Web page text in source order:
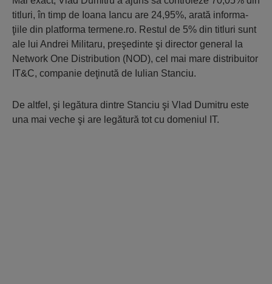
titluri, în timp de Ioana Iancu are 24,95%, arată informa­
ţiile din platforma termene.ro. Restul de 5% din titluri sunt
ale lui Andrei Militaru, preşe­dinte şi director general la
Network One Distri­bution (NOD), cel mai mare distribui­tor
IT&C, companie deţinută de Iulian Stanciu.
De altfel, şi legătura dintre Stanciu şi Vlad Dumitru este
una mai veche şi are legătură tot cu domeniul IT.